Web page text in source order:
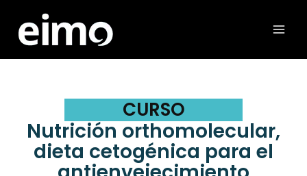
contenido
CURSO
Nutrición orthomolecular,
dieta cetogénica para el